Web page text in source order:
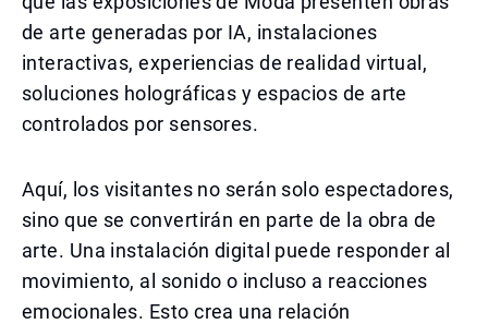
de arte generadas por IA, instalaciones
interactivas, experiencias de realidad virtual,
soluciones holográficas y espacios de arte
controlados por sensores.
Aquí, los visitantes no serán solo espectadores,
sino que se convertirán en parte de la obra de
arte. Una instalación digital puede responder al
movimiento, al sonido o incluso a reacciones
emocionales. Esto crea una relación